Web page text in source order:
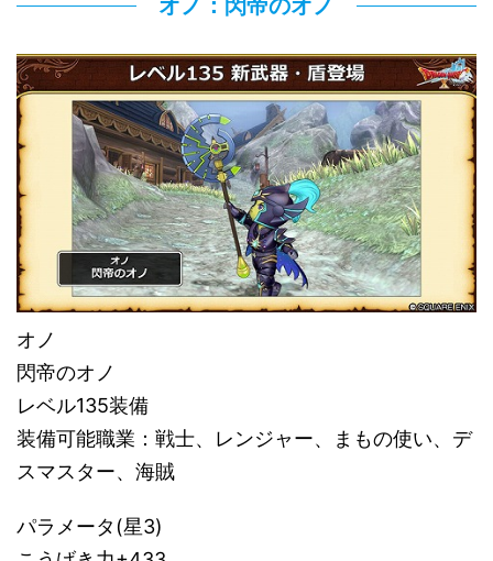
オノ：閃帝のオノ
オノ
閃帝のオノ
レベル135装備
装備可能職業：戦士、レンジャー、まもの使い、デ
スマスター、海賊
パラメータ(星3)